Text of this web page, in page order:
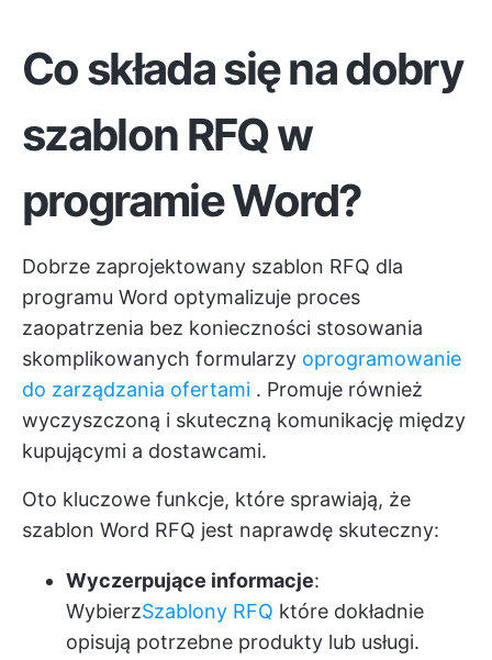
Co składa się na dobry
szablon RFQ w
programie Word?
Dobrze zaprojektowany szablon RFQ dla
programu Word optymalizuje proces
zaopatrzenia bez konieczności stosowania
skomplikowanych formularzy oprogramowanie
do zarządzania ofertami . Promuje również
wyczyszczoną i skuteczną komunikację między
kupującymi a dostawcami.
Oto kluczowe funkcje, które sprawiają, że
szablon Word RFQ jest naprawdę skuteczny:
Wyczerpujące informacje:
WybierzSzablony RFQ które dokładnie
opisują potrzebne produkty lub usługi.